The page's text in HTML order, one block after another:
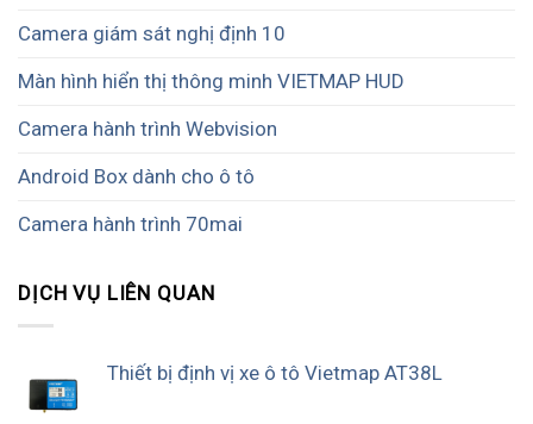
Camera giám sát nghị định 10
Màn hình hiển thị thông minh VIETMAP HUD
Camera hành trình Webvision
Android Box dành cho ô tô
Camera hành trình 70mai
DỊCH VỤ LIÊN QUAN
Thiết bị định vị xe ô tô Vietmap AT38L